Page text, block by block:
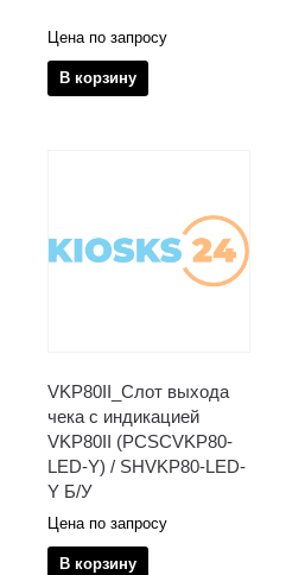
Цена по запросу
В корзину
VKP80II_Слот выхода
чека с индикацией
VKP80II (PCSCVKP80-
LED-Y) / SHVKP80-LED-
Y Б/У
Цена по запросу
В корзину